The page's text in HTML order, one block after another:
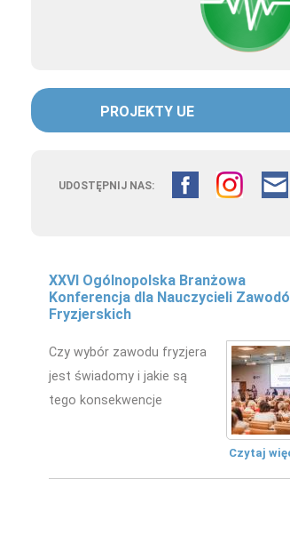
PROJEKTY UE
UDOSTĘPNIJ NAS:
XXVI Ogólnopolska Branżowa
Konferencja dla Nauczycieli
Fryzjerskich
Czy wybór zawodu fryzjera
jest świadomy i jakie są
tego konsekwencje
Czytaj